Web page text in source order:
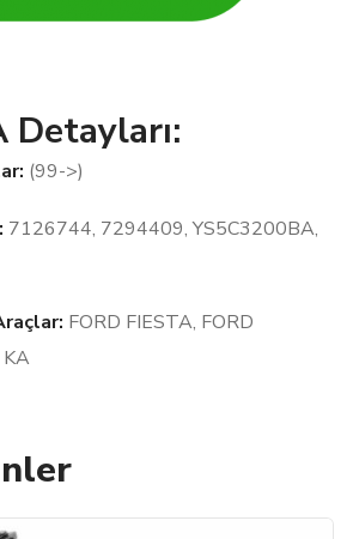
Detayları:
(99->)
7126744, 7294409, YS5C3200BA,
FORD FIESTA, FORD